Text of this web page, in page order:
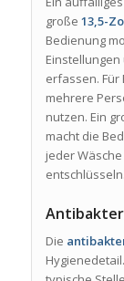
große 13,5-
Bedienung
erfassen. Für
mehrere
nutzen. Ein
macht die
jeder
entschlüsseln.
Die